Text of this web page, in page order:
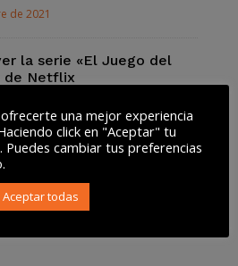
de 2021
la serie «El Juego del
de Netflix
la Lista Robinson para
SPAM
de 2021
una mejor experiencia
click en "Aceptar" tu
Puedes cambiar tus preferencias
Aceptar todas